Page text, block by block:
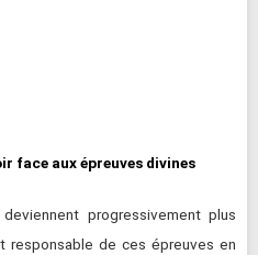
face aux épreuves divines
progressivement plus
de ces épreuves en